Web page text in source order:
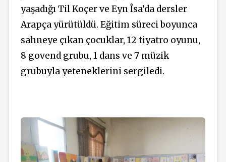
yaşadığı Til Koçer ve Eyn Îsa’da dersler
Arapça yürütüldü. Eğitim süreci boyunca
sahneye çıkan çocuklar, 12 tiyatro oyunu,
8 govend grubu, 1 dans ve 7 müzik
grubuyla yeteneklerini sergiledi.